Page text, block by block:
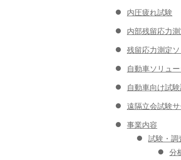
内圧疲れ試験
内部残留応力
残留応力測定
自動車ソリュ
自動車向け試
遠隔立会試験
事業内容
試験・調
分